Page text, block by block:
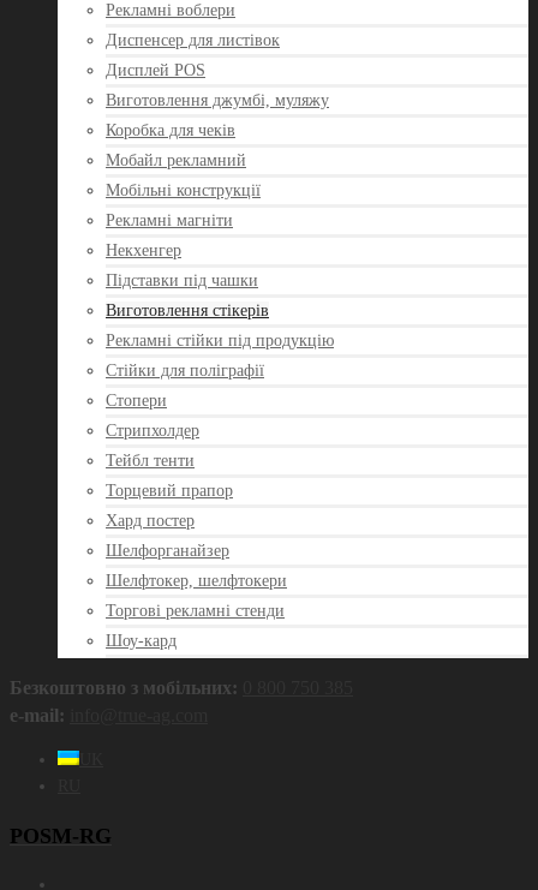
Рекламні воблери
Диспенсер для листівок
Дисплей POS
Виготовлення джумбі, муляжу
Коробка для чеків
Мобайл рекламний
Мобільні конструкції
Рекламні магніти
Некхенгер
Підставки під чашки
Виготовлення стікерів
Рекламні стійки під продукцію
Стійки для поліграфії
Стопери
Стрипхолдер
Тейбл тенти
Торцевий прапор
Хард постер
Шелфорганайзер
Шелфтокер, шелфтокери
Торгові рекламні стенди
Шоу-кард
Безкоштовно з мобільних:
e‑mail:
POSM-RG